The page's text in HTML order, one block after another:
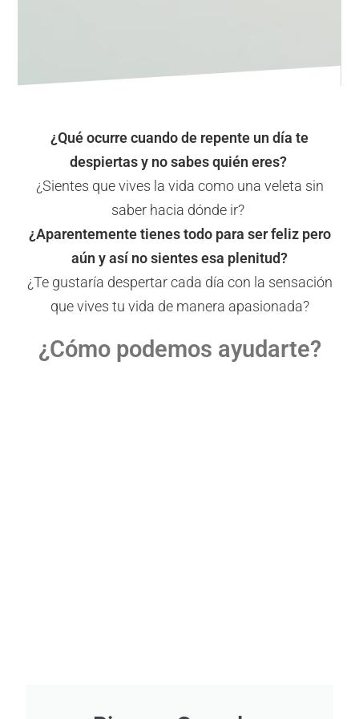
¿Qué ocurre cuando de repente un día te
despiertas y no sabes quién eres?
¿Sientes que vives la vida como una veleta sin
saber hacia dónde ir?
¿Aparentemente tienes todo para ser feliz pero
aún y así no sientes esa plenitud?
¿Te gustaría despertar cada día con la sensación
que vives tu vida de manera apasionada?
¿Cómo podemos ayudarte?